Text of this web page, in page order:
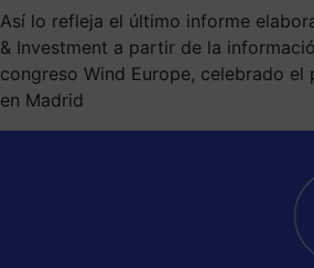
Así lo refleja el último informe
& Investment a partir de la
congreso Wind Europe, celebrado el
en Madrid